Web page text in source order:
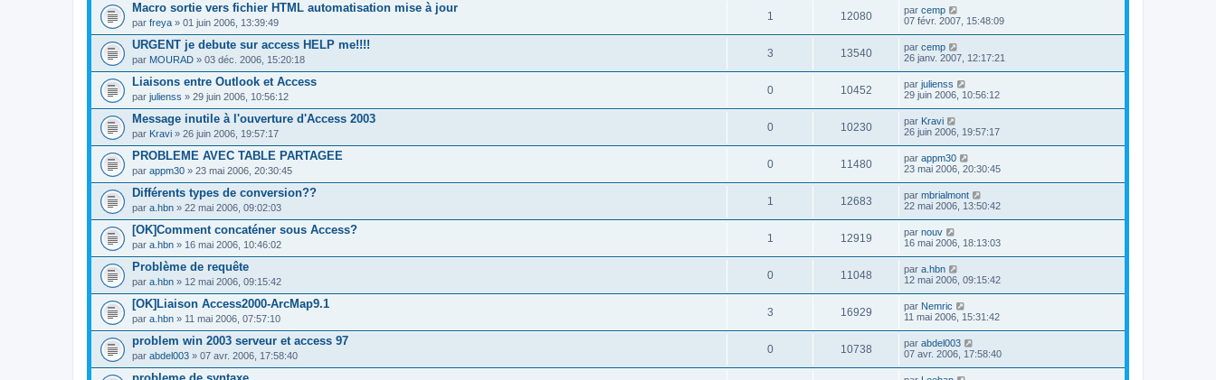
Macro sortie vers fichier HTML automatisation mise à jour
par freya » 01 juin 2006, 13:39:49
1 12080 par cemp
07 févr. 2007, 15:48:09
URGENT je debute sur access HELP me!!!!
par MOURAD » 03 déc. 2006, 15:20:18
3 13540 par cemp
26 janv. 2007, 12:17:21
Liaisons entre Outlook et Access
par julienss » 29 juin 2006, 10:56:12
0 10452 par julienss
29 juin 2006, 10:56:12
Message inutile à l'ouverture d'Access 2003
par Kravi » 26 juin 2006, 19:57:17
0 10230 par Kravi
26 juin 2006, 19:57:17
PROBLEME AVEC TABLE PARTAGEE
par appm30 » 23 mai 2006, 20:30:45
0 11480 par appm30
23 mai 2006, 20:30:45
Différents types de conversion??
par a.hbn » 22 mai 2006, 09:02:03
1 12683 par mbrialmont
22 mai 2006, 13:50:42
[OK]Comment concaténer sous Access?
par a.hbn » 16 mai 2006, 10:46:02
1 12919 par nouv
16 mai 2006, 18:13:03
Problème de requête
par a.hbn » 12 mai 2006, 09:15:42
0 11048 par a.hbn
12 mai 2006, 09:15:42
[OK]Liaison Access2000-ArcMap9.1
par a.hbn » 11 mai 2006, 07:57:10
3 16929 par Nemric
11 mai 2006, 15:31:42
problem win 2003 serveur et access 97
par abdel003 » 07 avr. 2006, 17:58:40
0 10738 par abdel003
07 avr. 2006, 17:58:40